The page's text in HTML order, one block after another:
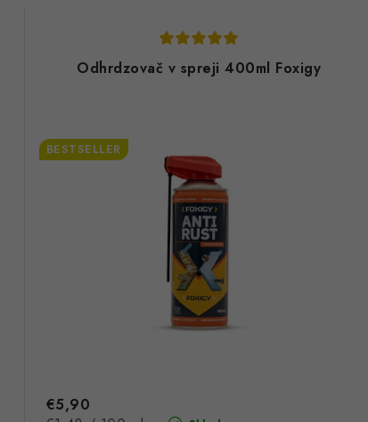
Odhrdzovač v spreji 400ml Foxigy
BESTSELLER
€5,90